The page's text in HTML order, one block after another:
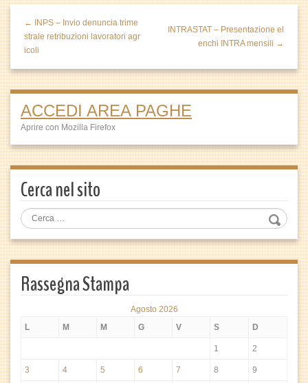
← INPS – Invio denuncia trime
strale retribuzioni lavoratori agr
icoli
INTRASTAT – Presentazione el
enchi INTRA mensili →
ACCEDI AREA PAGHE
Aprire con Mozilla Firefox
Cerca nel sito
Rassegna Stampa
Agosto 2026
L
M M G V S D
1 2
3 4 5 6 7 8 9